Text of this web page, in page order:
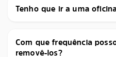
Tenho que ir a uma
Com que frequência
removê-los?